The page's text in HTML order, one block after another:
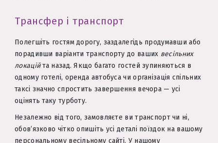
Трансфер і транспорт
Полегшіть гостям дорогу, заздалегідь продумавши або
порадивши варіанти транспорту до ваших весільних
локаційта назад. Якщо багато гостей зупиняються в
одному готелі, оренда автобуса чи організація спільних
таксі значно спростить завершення вечора — усі
оцінять таку турботу.
Незалежно від того, замовляєте ви транспорт чи ні,
обов’язково чітко опишіть усі деталі поїздок на вашому
персональному весільному сайті. У нашому